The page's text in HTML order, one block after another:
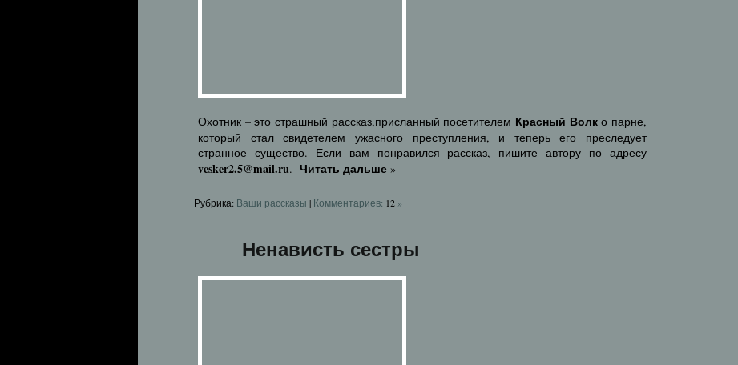
Охотник – это страшный рассказ,присланный посетителем Красный Волко парне,
который стал свидетелем ужасного преступления, и теперь его преследует
странное существо. Если вам понравился рассказ, пишите автору по адресу
vesker2.5@mail.ru. Читать дальше »
Рубрика: Ваши рассказы | Комментариев: 12 »
Ненависть сестры